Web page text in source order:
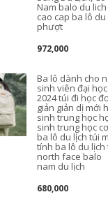
Nam balo du lich
cao cap ba lô du
phượt
972,000
Ba lô dành cho
sinh viên đại học
2024 túi đi học
giản giản dị mới
sinh trung học
sinh trung học
ba lô du lịch túi
tính ba lô du lịch
north face balo
nam du lịch
680,000